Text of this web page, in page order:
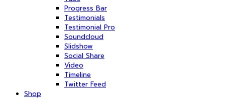
Progress Bar
Testimonials
Testimonial Pro
Soundcloud
Slidshow
Social Share
Video
Timeline
Twitter Feed
Shop